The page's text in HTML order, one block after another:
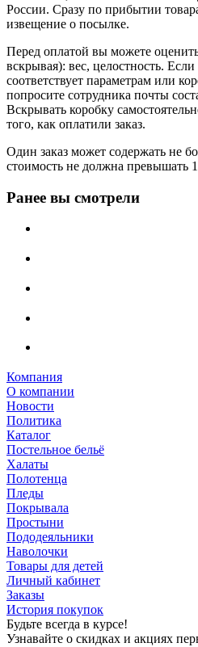
России. Сразу по прибытии
извещение о посылке.
Перед оплатой вы можете
вскрывая): вес, целостность.
соответствует параметрам или
попросите сотрудника почты
Вскрывать коробку
того, как оплатили заказ.
Один заказ может содержать не
стоимость не должна превышать
Ранее вы смотрели
Компания
О компании
Новости
Политика
Каталог
Постельное бельё
Халаты
Полотенца
Пледы
Покрывала
Простыни
Пододеяльники
Наволочки
Товары для детей
Личный кабинет
Заказы
История покупок
Будьте всегда в курсе!
Узнавайте о скидках и акциях